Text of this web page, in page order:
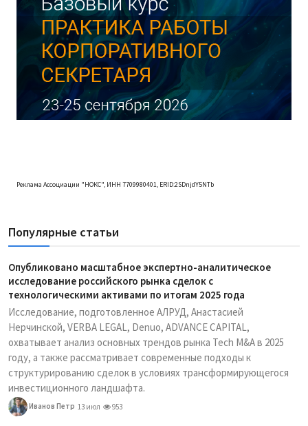
Реклама Ассоциации "НОКС", ИНН 7709980401, ERID:2SDnjdY5NTb
Популярные статьи
Опубликовано масштабное экспертно-аналитическое
исследование российского рынка сделок с
технологическими активами по итогам 2025 года
Исследование, подготовленное АЛРУД, Анастасией
Нерчинской, VERBA LEGAL, Denuo, ADVANCE CAPITAL,
охватывает анализ основных трендов рынка Tech M&A в 2025
году, а также рассматривает современные подходы к
структурированию сделок в условиях трансформирующегося
инвестиционного ландшафта.
Иванов Петр 13 июл 953